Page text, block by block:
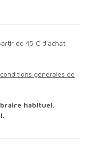
de 45 € d'achat.
générales de